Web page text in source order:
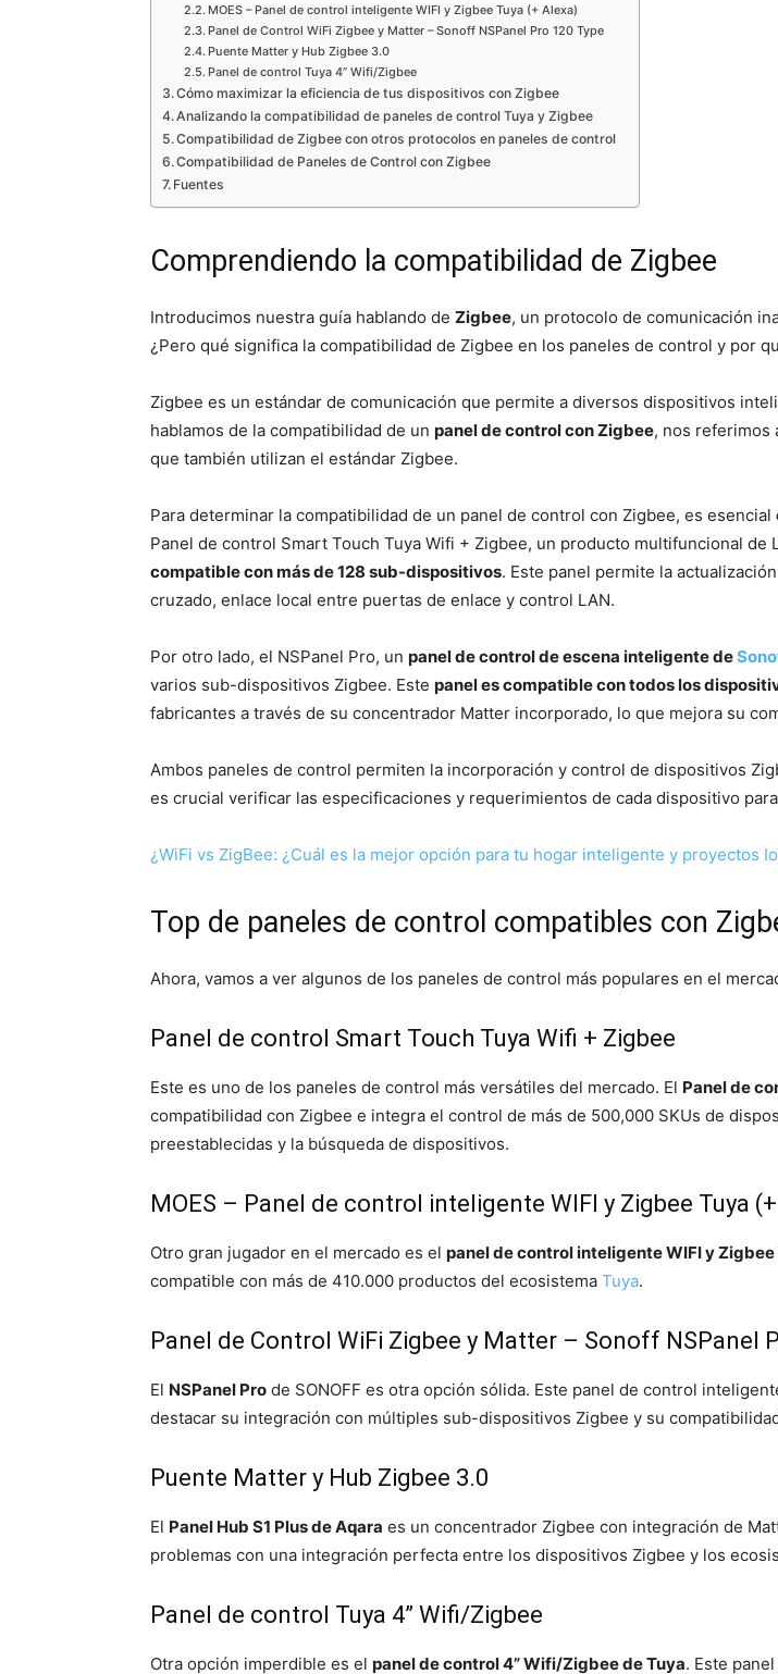
MOES – Panel de control inteligente WIFI y Zigbee Tuya (+ Alexa)
Panel de Control WiFi Zigbee y Matter – Sonoff NSPanel Pro 120 Type
Puente Matter y Hub Zigbee 3.0
Panel de control Tuya 4” Wifi/Zigbee
Cómo maximizar la eficiencia de tus dispositivos con Zigbee
Analizando la compatibilidad de paneles de control Tuya y Zigbee
Compatibilidad de Zigbee con otros protocolos en paneles de control
Compatibilidad de Paneles de Control con Zigbee
Fuentes
Comprendiendo la compatibilidad de Zigbee
Introducimos nuestra guía hablando de Zigbee, un protocolo de comunicación
¿Pero qué significa la compatibilidad de Zigbee en los paneles de control y por
Zigbee es un estándar de comunicación que permite a diversos dispositivos
hablamos de la compatibilidad de un panel de control con Zigbee, nos referimos
que también utilizan el estándar Zigbee.
Para determinar la compatibilidad de un panel de control con Zigbee, es esencial
Panel de control Smart Touch Tuya Wifi + Zigbee, un producto multifuncional
compatible con más de 128 sub-dispositivos. Este panel permite la
cruzado, enlace local entre puertas de enlace y control LAN.
Por otro lado, el NSPanel Pro, un panel de control de escena inteligente de
varios sub-dispositivos Zigbee. Este panel es compatible con todos los
fabricantes a través de su concentrador Matter incorporado, lo que mejora su
Ambos paneles de control permiten la incorporación y control de dispositivos
es crucial verificar las especificaciones y requerimientos de cada dispositivo
¿WiFi vs ZigBee: ¿Cuál es la mejor opción para tu hogar inteligente y proyectos
Top de paneles de control compatibles con
Ahora, vamos a ver algunos de los paneles de control más populares en el
Panel de control Smart Touch Tuya Wifi + Zigbee
Este es uno de los paneles de control más versátiles del mercado. El Panel de
compatibilidad con Zigbee e integra el control de más de 500,000 SKUs de
preestablecidas y la búsqueda de dispositivos.
MOES – Panel de control inteligente WIFI y Zigbee Tuya
Otro gran jugador en el mercado es el panel de control inteligente WIFI y Zigbee
compatible con más de 410.000 productos del ecosistema Tuya.
Panel de Control WiFi Zigbee y Matter – Sonoff NSPanel
El NSPanel Pro de SONOFF es otra opción sólida. Este panel de control
destacar su integración con múltiples sub-dispositivos Zigbee y su
Puente Matter y Hub Zigbee 3.0
El Panel Hub S1 Plus de Aqara es un concentrador Zigbee con integración de
problemas con una integración perfecta entre los dispositivos Zigbee y los
Panel de control Tuya 4” Wifi/Zigbee
Otra opción imperdible es el panel de control 4” Wifi/Zigbee de Tuya. Este